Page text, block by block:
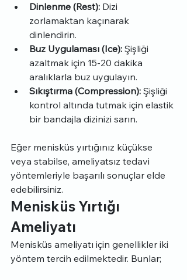
Dinlenme (Rest): Dizi
zorlamaktan kaçınarak
dinlendirin.
Buz Uygulaması (Ice): Şişliği
azaltmak için 15-20 dakika
aralıklarla buz uygulayın.
Sıkıştırma (Compression): Şişliği
kontrol altında tutmak için elastik
bir bandajla dizinizi sarın.
Eğer menisküs yırtığınız küçükse
veya stabilse, ameliyatsız tedavi
yöntemleriyle başarılı sonuçlar elde
edebilirsiniz.
Menisküs Yırtığı
Ameliyatı
Menisküs ameliyatı için genellikler iki
yöntem tercih edilmektedir. Bunlar;